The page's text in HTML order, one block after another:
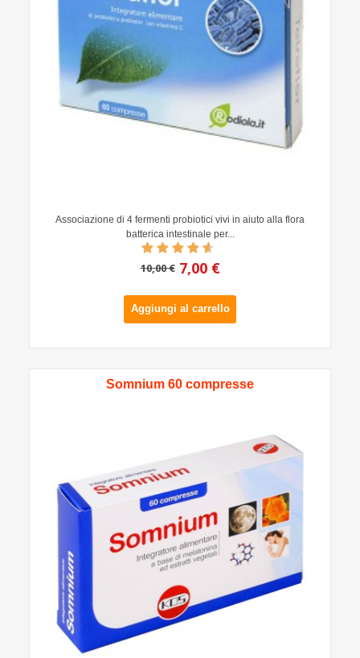
Associazione di 4 fermenti probiotici vivi in aiuto alla flora
batterica intestinale per...
10,00 € 7,00 €
Aggiungi al carrello
Somnium 60 compresse